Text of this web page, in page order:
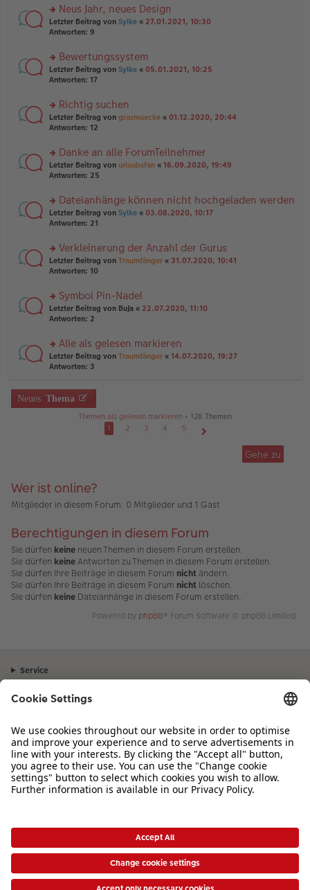
tr
a
g
e
n
er
tr
a
g
n
g
el
e
n
er
tr
a
g
rs
te
n
g
el
e
n
er
tr
a
g
Neus Jahr, neues Design
Letzter Beitrag von Sylke « 27.01.2021, 10:30
Antworten: 9
rs
te
n
g
el
e
n
er
tr
a
g
Bewertungssystem
Letzter Beitrag von Sylke « 05.01.2021, 10:25
Antworten: 17
rs
te
n
g
el
e
n
er
tr
a
g
Richtig suchen
Letzter Beitrag von grasmuecke « 01.12.2020, 20:44
Antworten: 12
rs
te
n
g
el
e
n
er
tr
a
g
Danke an alle ForumTeilnehmer
Letzter Beitrag von urlaubsfan « 16.09.2020, 19:49
Antworten: 25
rs
te
n
g
el
e
n
er
tr
a
g
Dateianhänge können nicht hochgeladen werden
Letzter Beitrag von Sylke « 03.08.2020, 10:17
Antworten: 21
rs
te
n
g
el
e
n
er
tr
a
Verkleinerung der Anzahl der Gurus
Letzter Beitrag von Traumfänger « 31.07.2020, 10:41
Antworten: 10
rs
te
n
g
el
e
n
er
Symbol Pin-Nadel
Letzter Beitrag von BuJa « 22.07.2020, 11:10
Antworten: 2
rs
te
n
g
tr
a
g
Alle als gelesen markieren
Letzter Beitrag von Traumfänger « 14.07.2020, 19:27
Antworten: 3
Neues Thema
Themen als gelesen markieren • 128 Themen
1
2 3 4
5
Gehe zu
Wer ist online?
Mitglieder in diesem Forum: 0 Mitglieder und 1 Gast
Berechtigungen in diesem Forum
Sie dürfen keine neuen Themen in diesem Forum erstellen.
Sie dürfen keineAntworten zu Themen in diesem Forum erstellen.
Sie dürfen Ihre Beiträge in diesem Forum nicht ändern.
Sie dürfen Ihre Beiträge in diesem Forum nicht löschen.
Sie dürfen keine Dateianhänge in diesem Forum erstellen.
Powered by phpBB® Forum Software © phpBB Limited
Service
Sortiment
Inspiration
Bei Fragen zu Produkten oder der Bestellung können Sie uns gerne von
Montag bis Samstag von 8:00 – 20:00 Uhr und Sonntag von 10:00 –